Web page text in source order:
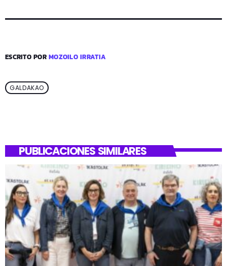
ESCRITO PORMOZOILO IRRATIA
GALDAKAO
PUBLICACIONES SIMILARES